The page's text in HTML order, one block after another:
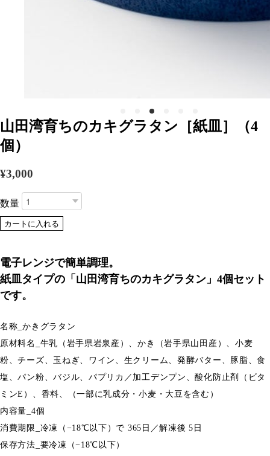
山田湾育ちのカキグラタン［紙皿］（4
個）
¥3,000
数量
カートに入れる
電子レンジで簡単調理。
紙皿タイプの「山田湾育ちのカキグラタン」4個セット
です。
名称_かきグラタン
原材料名_牛乳（岩手県岩泉産）、かき（岩手県山田産）、小麦
粉、チーズ、玉ねぎ、ワイン、生クリーム、発酵バター、豚脂、食
塩、パン粉、バジル、パプリカ／加工デンプン、酸化防止剤（ビタ
ミンE）、香料、（一部に乳成分・小麦・大豆を含む）
内容量_4個
消費期限_冷凍（−18℃以下）で 365日／解凍後 5日
保存方法_要冷凍（−18℃以下）